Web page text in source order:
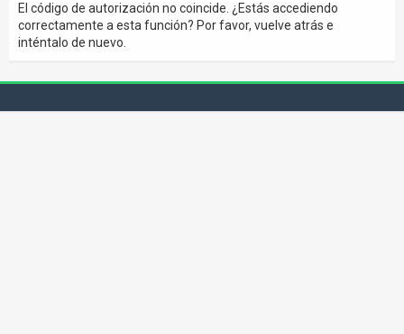
El código de autorización no coincide. ¿Estás accediendo
correctamente a esta función? Por favor, vuelve atrás e
inténtalo de nuevo.